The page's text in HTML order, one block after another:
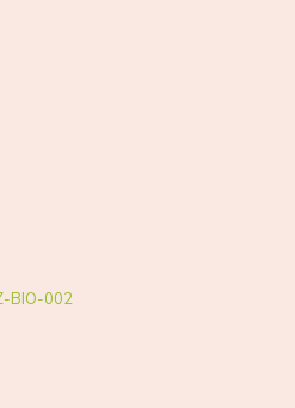
BIO-002